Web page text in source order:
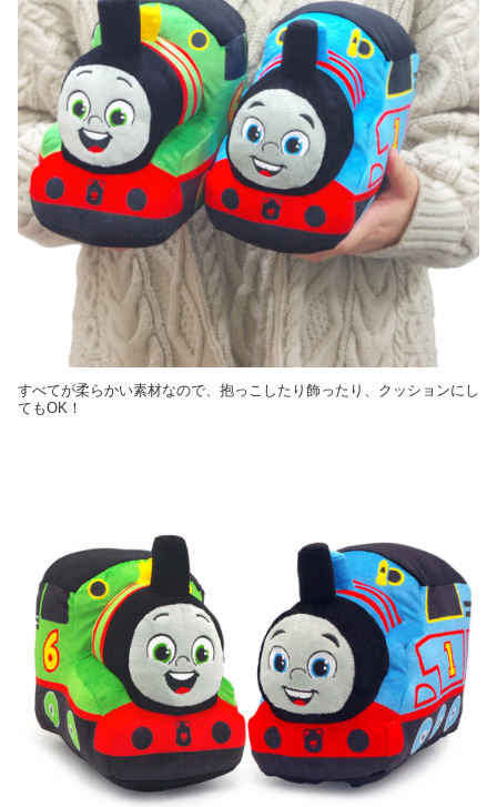
すべてが柔らかい素材なので、抱っこしたり飾ったり、クッションにし
てもOK！